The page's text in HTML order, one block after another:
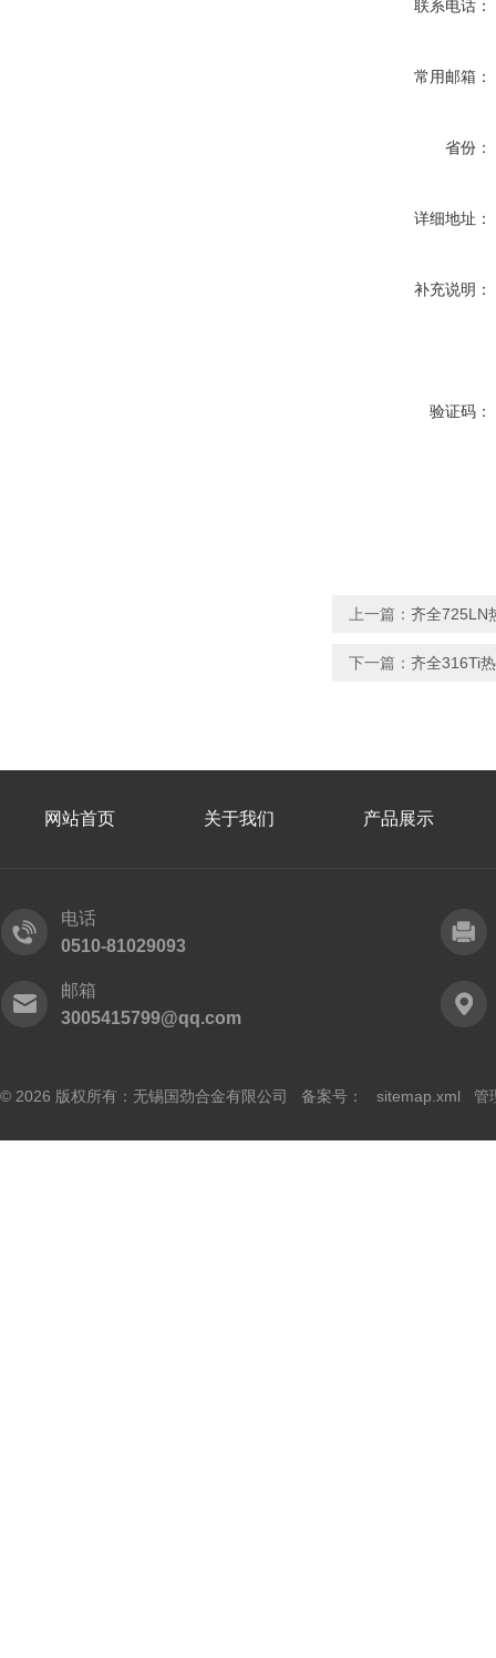
联系电话：
常用邮箱：
省份：
详细地址：
补充说明：
验证码：
上一篇： 齐全725LN
下一篇： 齐全316Ti
网站首页 关于我们 产品展示
电话
0510-81029093
邮箱
3005415799@qq.com
© 2026 版权所有：无锡国劲合金有限公司 备案号： sitemap.xml 管